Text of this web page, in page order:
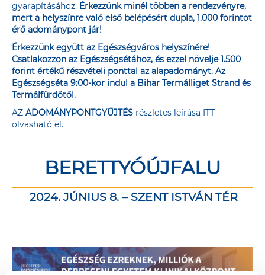
gyarapításához. Érkezzünk minél többen a rendezvényre,
mert a helyszínre való első belépésért dupla, 1.000 forintot
érő adománypont jár!
Érkezzünk együtt az Egészségváros helyszínére!
Csatlakozzon az Egészségsétához, és ezzel növelje 1.500
forint értékű részvételi ponttal az alapadományt. Az
Egészségséta 9:00-kor indul a Bihar Termálliget Strand és
Termálfürdőtől.
AZ ADOMÁNYPONTGYŰJTÉS részletes leírása ITT
olvasható el.
BERETTYÓÚJFALU
2024. JÚNIUS 8. – SZENT ISTVÁN TÉR